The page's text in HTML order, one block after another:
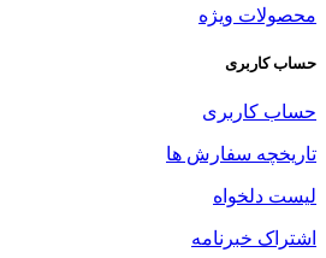
محصولات ویژه
حساب کاربری
حساب کاربری
تاریخچه سفارش ها
لیست دلخواه
اشتراک خبرنامه